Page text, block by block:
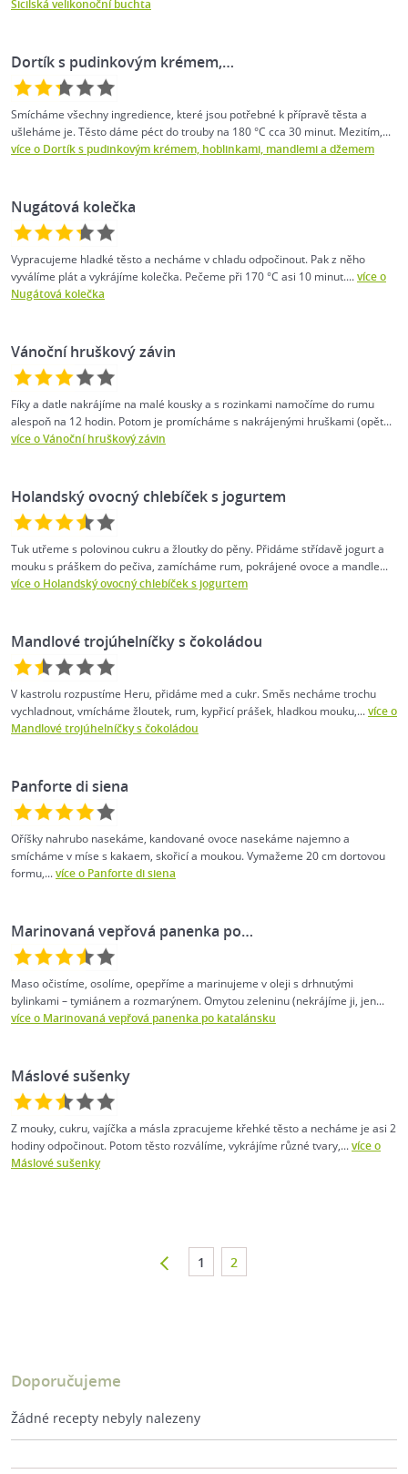
Sicilská velikonoční buchta
Dortík s pudinkovým krémem,…
Smícháme všechny ingredience, které jsou potřebné k přípravě těsta a
ušleháme je. Těsto dáme péct do trouby na 180 °C cca 30 minut. Mezitím,...
více o Dortík s pudinkovým krémem, hoblinkami, mandlemi a džemem
Nugátová kolečka
Vypracujeme hladké těsto a necháme v chladu odpočinout. Pak z něho
vyválíme plát a vykrájíme kolečka. Pečeme při 170 °C asi 10 minut....více o
Nugátová kolečka
Vánoční hruškový závin
Fíky a datle nakrájíme na malé kousky a s rozinkami namočíme do rumu
alespoň na 12 hodin. Potom je promícháme s nakrájenými hruškami (opět...
více o Vánoční hruškový závin
Holandský ovocný chlebíček s jogurtem
Tuk utřeme s polovinou cukru a žloutky do pěny. Přidáme střídavě jogurt a
mouku s práškem do pečiva, zamícháme rum, pokrájené ovoce a mandle...
více o Holandský ovocný chlebíček s jogurtem
Mandlové trojúhelníčky s čokoládou
V kastrolu rozpustíme Heru, přidáme med a cukr. Směs necháme trochu
vychladnout, vmícháme žloutek, rum, kypřicí prášek, hladkou mouku,...více o
Mandlové trojúhelníčky s čokoládou
Panforte di siena
Oříšky nahrubo nasekáme, kandované ovoce nasekáme najemno a
smícháme v míse s kakaem, skořicí a moukou. Vymažeme 20 cm dortovou
formu,...více o Panforte di siena
Marinovaná vepřová panenka po…
Maso očistíme, osolíme, opepříme a marinujeme v oleji s drhnutými
bylinkami – tymiánem a rozmarýnem. Omytou zeleninu (nekrájíme ji, jen...
více o Marinovaná vepřová panenka po katalánsku
Máslové sušenky
Z mouky, cukru, vajíčka a másla zpracujeme křehké těsto a necháme je asi 2
hodiny odpočinout. Potom těsto rozválíme, vykrájíme různé tvary,...více o
Máslové sušenky
1 2
Doporučujeme
Žádné recepty nebyly nalezeny